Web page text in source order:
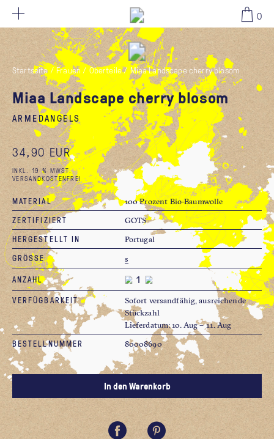
0
34,90 EUR
Startseite / Frauen / Oberteile/ Miaa Landscape cherry blosom
Miaa Landscape cherry blosom
ARMEDANGELS
34,90 EUR
INKL. 19 % MWST.
VERSANDKOSTENFREI
MATERIAL 100 Prozent Bio-Baumwolle
ZERTIFIZIERT GOTS
HERGESTELLT IN Portugal
GRÖSSE s
ANZAHL
VERFÜGBARKEIT
Sofort versandfähig, ausreichende
Stückzahl
Lieferdatum: 10. Aug – 11. Aug
BESTELLNUMMER 80008690